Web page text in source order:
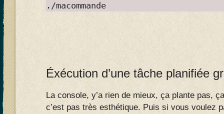
./macommande
Éxécution d’une tâche planifiée
La console, y’a rien de mieux, ça plante pas,
c’est pas très esthétique. Puis si vous voulez